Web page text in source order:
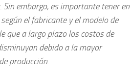
embargo, es importante tener en
el fabricante y el modelo de
que a largo plazo los costos de
debido a la mayor
producción.